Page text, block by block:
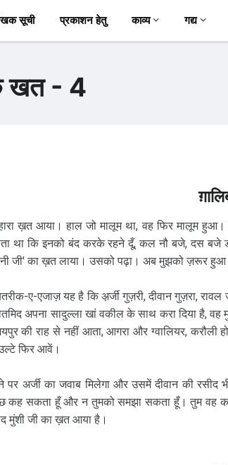
सूची प्रकाशन हेतु काव्य गद्य
खत - 4
ख़त आया। हाल जो मालूम था, वह फिर मालूम
था कि इनको बंद करके रहने दूँ, कल नौ बजे, दस
जी' का ख़त लाया। उसको पढ़ा। अब मुझको ज़रूर
ए-एजाज़ यह है कि अ़र्जी गुज़री, दीवान गुज़रा,
अपना सादुल्ला खां वकील के साथ करा दिया है,
की राह से नहीं आता, आगरा और ग्वालियर,
फिर आवें।
अर्जी का जवाब मिलेगा और उसमें दीवान की रसीद
कह सकता हूँ और न तुमको समझा सकता हूँ। तुम वह
मुंशी जी का ख़त आया है।